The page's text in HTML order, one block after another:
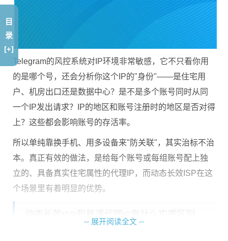
Telegram的风控系统对IP环境非常敏感，它不只看你用
的是哪个号，还会分析你这个IP的"身份"——是住宅用
户、机房出口还是数据中心？是不是多个账号同时从同
一个IP发出请求？IP的地区和账号注册时的地区是否对得
上？这些都会影响账号的存活率。
所以单纯靠换手机、用多设备来"防关联"，其实治标不治
本。真正有效的做法，是给每个账号或每组账号配上独
立的、具备真实住宅属性的代理IP，而动态长效ISP在这
个场景里有着明显的优势。
-- 展开阅读全文 --
目
录
[+]